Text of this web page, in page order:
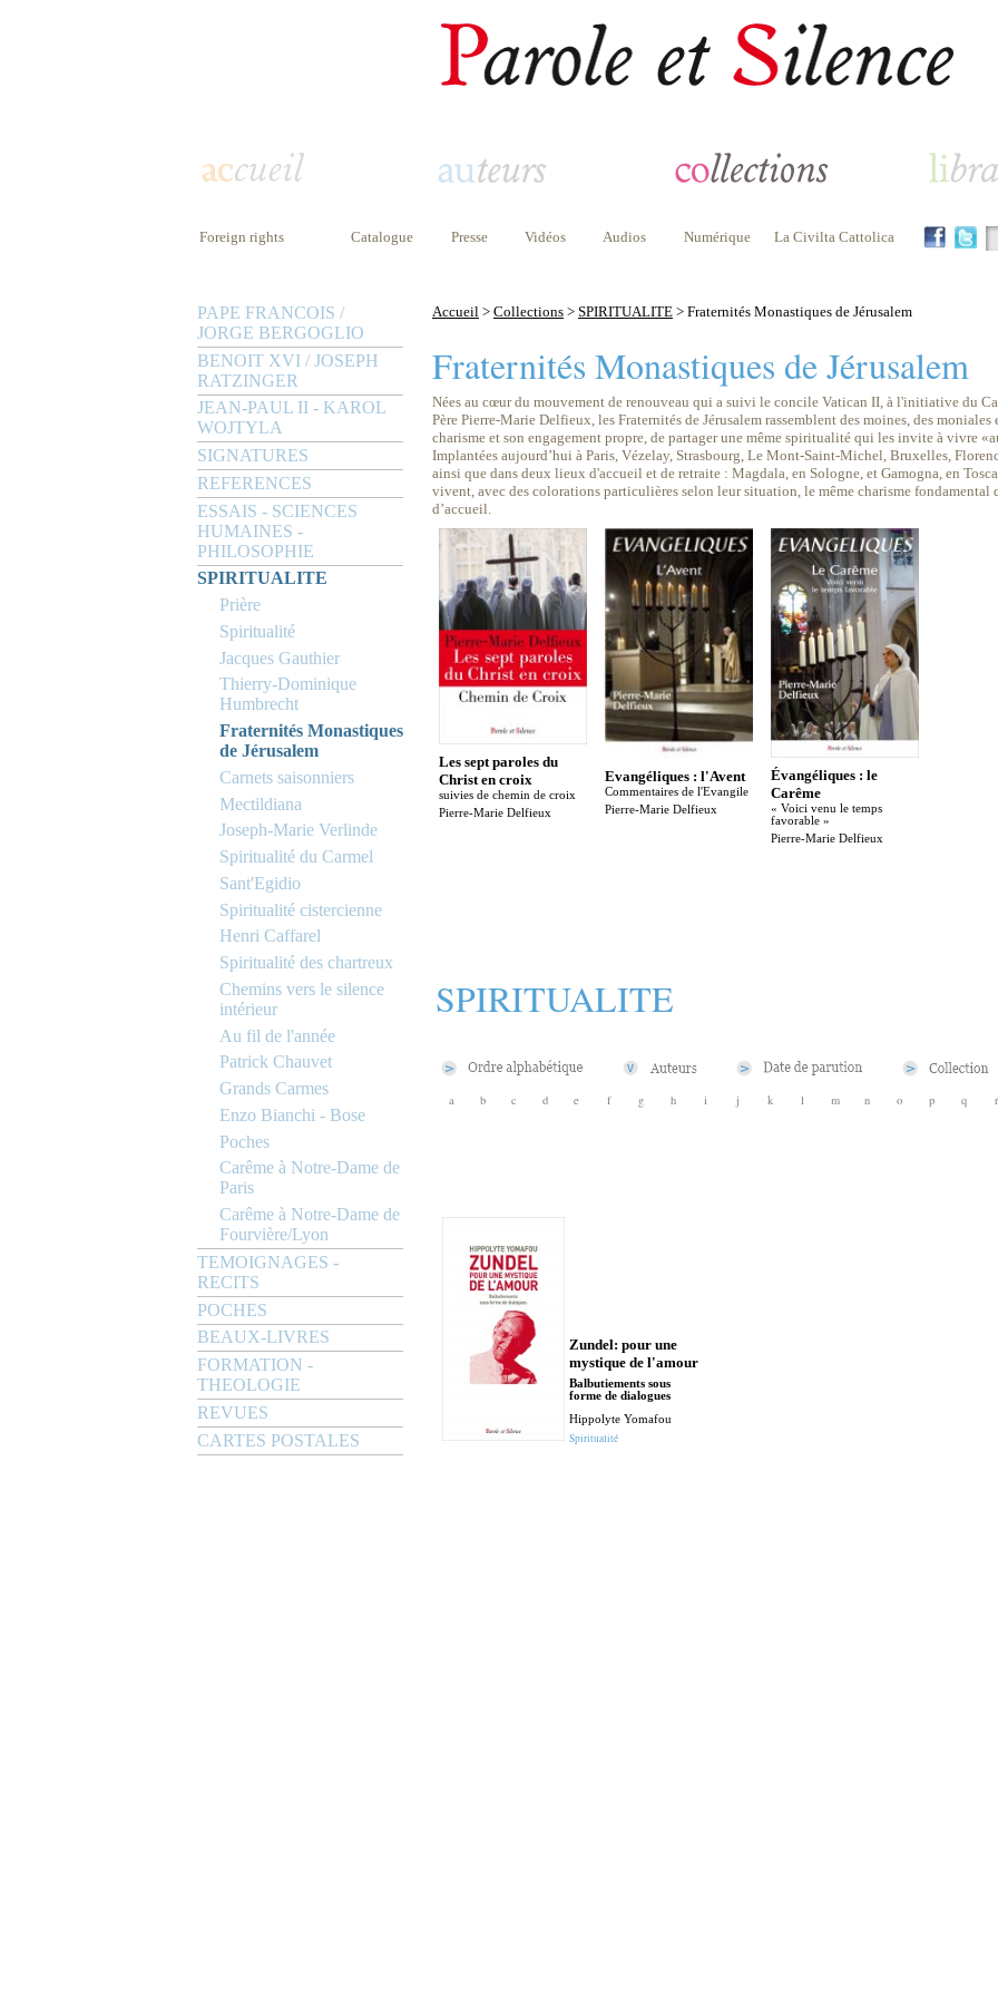
Foreign rights Catalogue Presse Vidéos Audios Numérique La Civilta Cattolica
PAPE FRANCOIS /
JORGE BERGOGLIO
BENOIT XVI / JOSEPH
RATZINGER
JEAN-PAUL II - KAROL
WOJTYLA
SIGNATURES
REFERENCES
ESSAIS - SCIENCES
HUMAINES -
PHILOSOPHIE
SPIRITUALITE
Prière
Spiritualité
Jacques Gauthier
Thierry-Dominique
Humbrecht
Fraternités Monastiques
de Jérusalem
Carnets saisonniers
Mectildiana
Joseph-Marie Verlinde
Spiritualité du Carmel
Sant'Egidio
Spiritualité cistercienne
Henri Caffarel
Spiritualité des chartreux
Chemins vers le silence
intérieur
Au fil de l'année
Patrick Chauvet
Grands Carmes
Enzo Bianchi - Bose
Poches
Carême à Notre-Dame de
Paris
Carême à Notre-Dame de
Fourvière/Lyon
TEMOIGNAGES -
RECITS
POCHES
BEAUX-LIVRES
FORMATION -
THEOLOGIE
REVUES
CARTES POSTALES
Accueil > Collections > SPIRITUALITE > Fraternités Monastiques de Jérusalem
Fraternités Monastiques de Jérusalem
Nées au cœur du mouvement de renouveau qui a suivi le concile Vatican II, à l'initiative du
Père Pierre-Marie Delfieux, les Fraternités de Jérusalem rassemblent des moines, des
charisme et son engagement propre, de partager une même spiritualité qui les invite à vivre
Implantées aujourd’hui à Paris, Vézelay, Strasbourg, Le Mont-Saint-Michel, Bruxelles,
ainsi que dans deux lieux d'accueil et de retraite : Magdala, en Sologne, et Gamogna, en
vivent, avec des colorations particulières selon leur situation, le même charisme fondamental
d’accueil.
Les sept paroles du
Christ en croix
suivies de chemin de croix
Pierre-Marie Delfieux
Evangéliques : l'Avent
Commentaires de l'Evangile
Pierre-Marie Delfieux
Évangéliques : le
Carême
« Voici venu le temps
favorable »
Pierre-Marie Delfieux
SPIRITUALITE
a b c d e f g h i j k l m n o p q r
Zundel: pour une
mystique de l'amour
Balbutiements sous
forme de dialogues
Hippolyte Yomafou
Spiritualité